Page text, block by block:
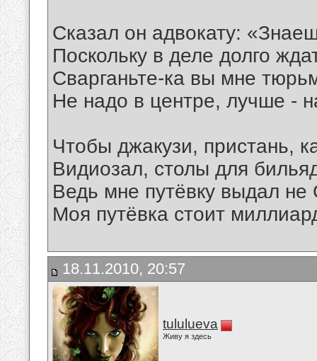
Сказал он адвокату:
Поскольку в деле долго
Сварганьте-ка вы мне
Не надо в центре, лучше -
Чтобы джакузи, пристань,
Видиозал, столы для
Ведь мне путёвку выдал не
Моя путёвка стоит
18.11.2010, 20:57
tululueva
Живу я здесь